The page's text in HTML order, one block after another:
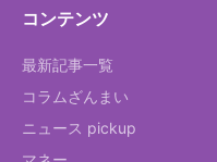
コンテンツ
最新記事一覧
コラムざんまい
ニュース pickup